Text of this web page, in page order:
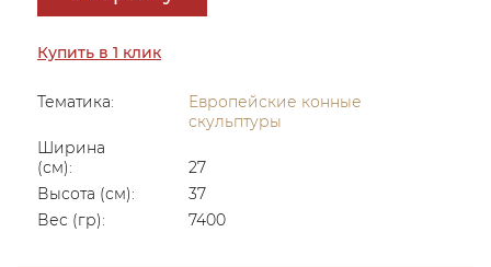
Купить в 1 клик
Тематика:
Европейские конные
скульптуры
Ширина
(см):
27
Высота (см):
37
Вес (гр):
7400